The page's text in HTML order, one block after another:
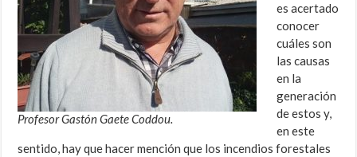
Profesor Gastón Gaete Coddou.
es acertado
conocer
cuáles son
las causas
en la
generación
de estos y,
en este
sentido, hay que hacer mención que los incendios forestales